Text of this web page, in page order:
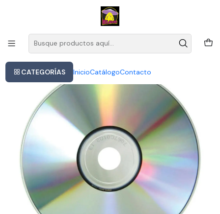
CATEGORÍAS InicioCatálogoContacto
Este es el texto del slide